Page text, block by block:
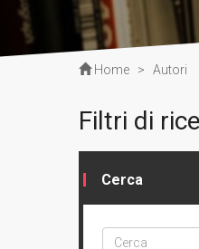
Home > Autori
Filtri di
Cerca
Cerca
ptype